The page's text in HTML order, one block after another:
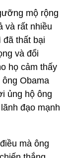
mộ rộng
và rất nhiều
thất bại
và đổi
họ cảm thấy
Obama
ủng hộ ông
đạo mạnh
mà ông